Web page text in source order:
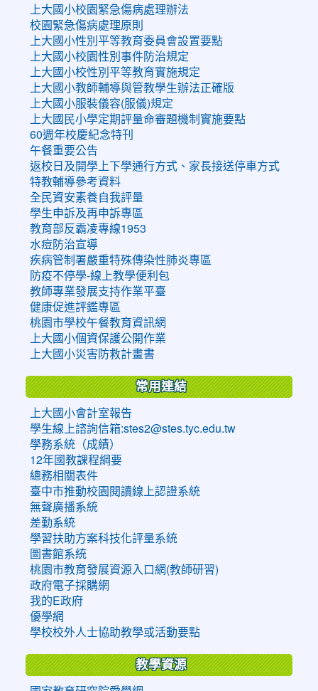
上大國小校園緊急傷病處理辦法
校園緊急傷病處理原則
上大國小性別平等教育委員會設置要點
上大國小校園性別事件防治規定
上大國小校性別平等教育實施規定
上大國小教師輔導與管教學生辦法正確版
上大國小服裝儀容(服儀)規定
上大國民小學定期評量命審題機制實施要點
60週年校慶紀念特刊
午餐重要公告
返校日及開學上下學通行方式、家長接送停車方式
特教輔導參考資料
全民資安素養自我評量
學生申訴及再申訴專區
教育部反霸凌專線1953
水痘防治宣導
疾病管制署嚴重特殊傳染性肺炎專區
防疫不停學-線上教學便利包
教師專業發展支持作業平臺
健康促進評鑑專區
桃園市學校午餐教育資訊網
上大國小個資保護公開作業
上大國小災害防救計畫書
常用連結
上大國小會計室報告
學生線上諮詢信箱:stes2@stes.tyc.edu.tw
學務系統（成績）
12年國教課程綱要
總務相關表件
臺中市推動校園閱讀線上認證系統
無聲廣播系統
差勤系統
學習扶助方案科技化評量系統
圖書館系統
桃園市教育發展資源入口網(教師研習)
政府電子採購網
我的E政府
優學網
學校校外人士協助教學或活動要點
教學資源